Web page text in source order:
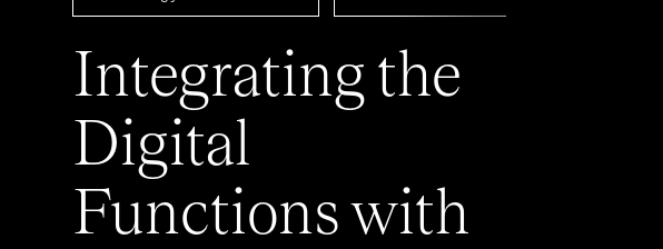
Integrating the
Digital
Functions with